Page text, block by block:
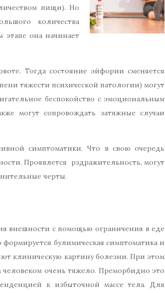
пищи). Но
количества
она начинает
Тогда состояние эйфории сменяется
тяжести психической патологии) могут
беспокойство с эмоциональным
могут сопровождать затяжные случаи
симптоматики. Что в свою очередь
Проявлется рздражительность, могут
черты.
внешности с помощью ограничения в еде
булимическая симптоматика и
клиническую картину болезни. При этом
человеком очень тяжело. Преморбидно это
к избыточной массе тела. Для